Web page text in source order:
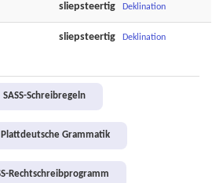
sliepsteertig Deklination
sliepsteertig Deklination
SASS-Schreibregeln
Plattdeutsche Grammatik
Rechtschreibprogramm